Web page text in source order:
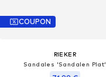
COUPON
RIEKER
Sandales 'Sandalen Plat'